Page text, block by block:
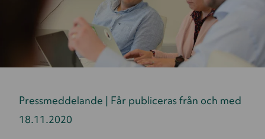
Pressmeddelande | Får publiceras från och med
18.11.2020